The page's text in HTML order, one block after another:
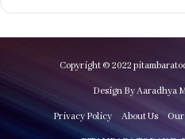
Copyright © 2022
Design By Aaradhya
Privacy Policy About Us Our